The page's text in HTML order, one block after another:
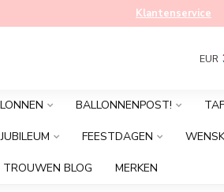
Klantenservice
EUR
BALLONNENPOST!
JUBILEUM FEESTDAGEN
TROUWEN BLOG MERKEN